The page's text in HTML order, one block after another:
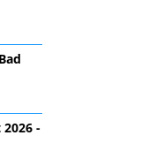
-